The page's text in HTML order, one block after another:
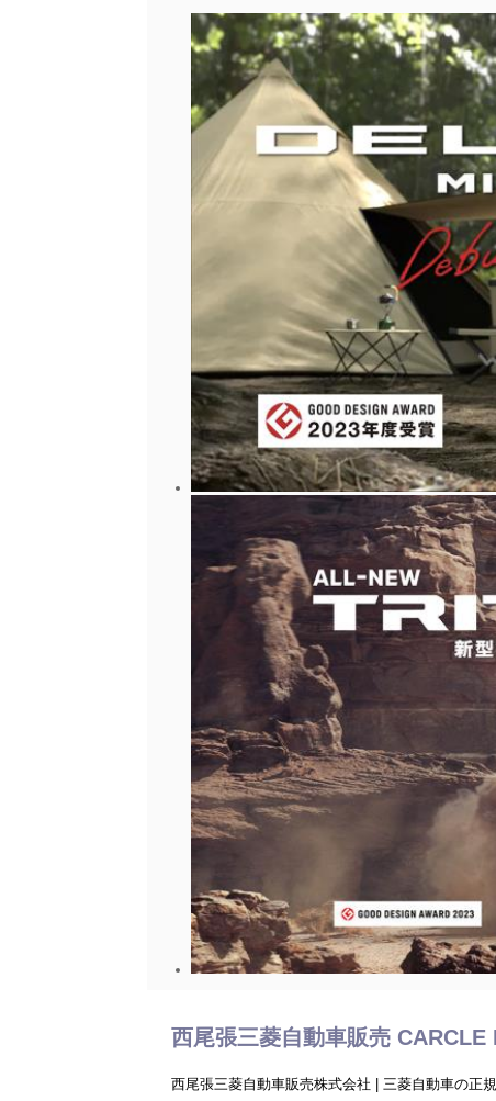
西尾張三菱自動車販売 CARCLE
西尾張三菱自動車販売株式会社 | 三菱自動車の正